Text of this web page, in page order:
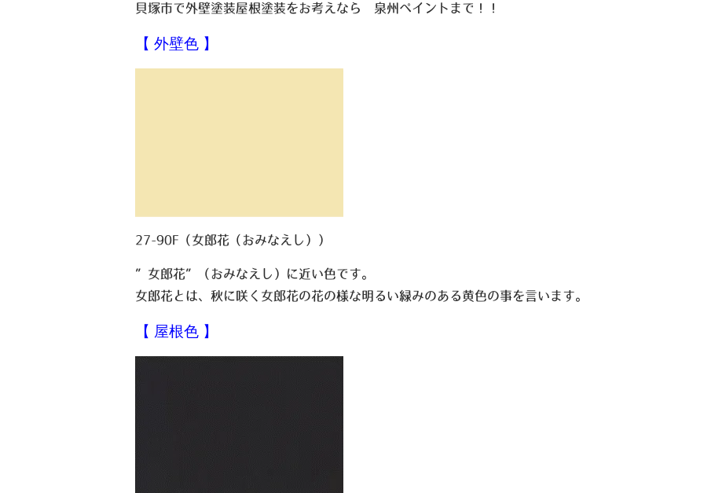
貝塚市で外壁塗装屋根塗装をお考えなら 泉州ペイントまで！！
【 外壁色 】
27-90F（女郎花（おみなえし））
”女郎花”（おみなえし）に近い色です。
女郎花とは、秋に咲く女郎花の花の様な明るい緑みのある黄色の事を言います。
【 屋根色 】